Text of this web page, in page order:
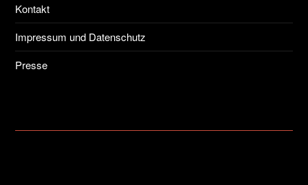
Kontakt
Impressum und Datenschutz
Presse